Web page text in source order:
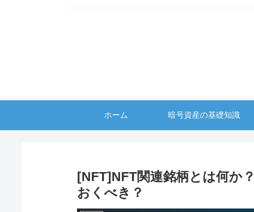
ホーム 暗号資産の基礎知識
[NFT]NFT関連銘柄とは何か
おくべき？